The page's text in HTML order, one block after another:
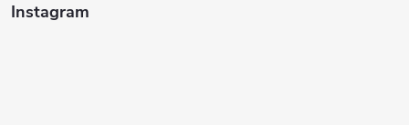
Instagram